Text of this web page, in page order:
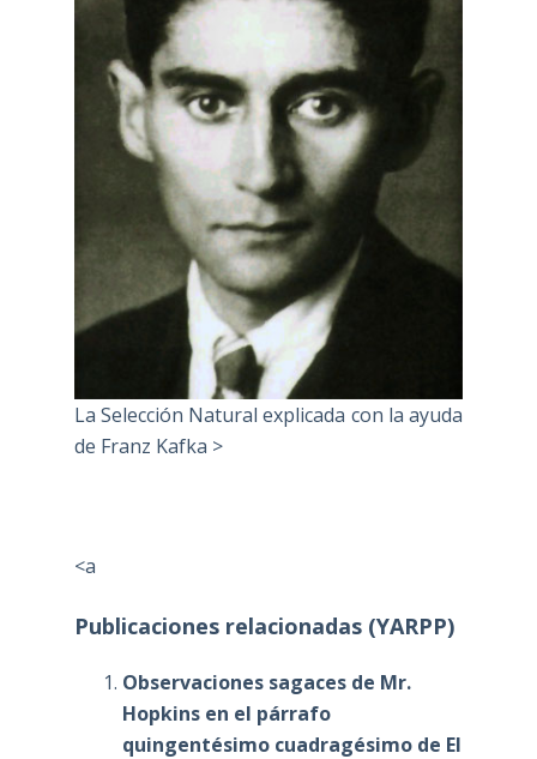
La Selección Natural explicada con la ayuda
de Franz Kafka >
<a
Publicaciones relacionadas (YARPP)
Observaciones sagaces de Mr.
Hopkins en el párrafo
quingentésimo cuadragésimo de El